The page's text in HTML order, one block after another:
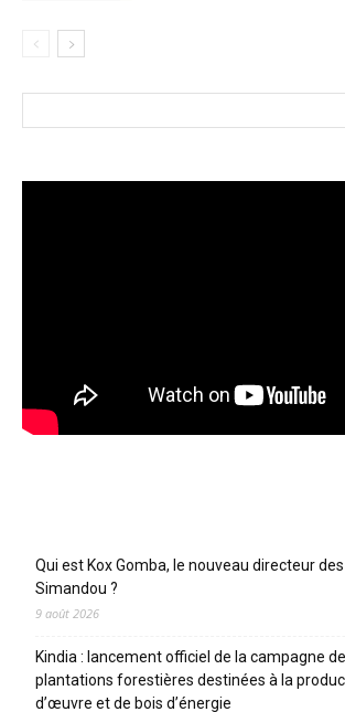
Qui est Kox Gomba, le nouveau directeur
Simandou ?
9 août 2026
Kindia : lancement officiel de la campagne
plantations forestières destinées à la
d’œuvre et de bois d’énergie